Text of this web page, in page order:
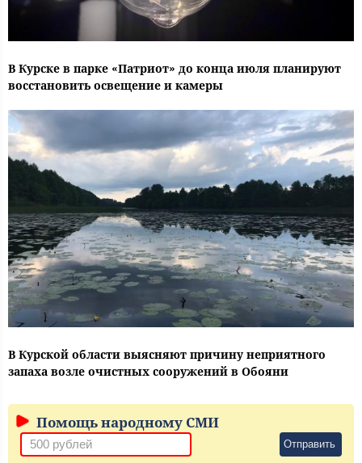
В Курске в парке «Патриот» до конца июля планируют
восстановить освещение и камеры
В Курской области выясняют причину неприятного
запаха возле очистных сооружений в Обояни
Помощь народному СМИ
Отправить